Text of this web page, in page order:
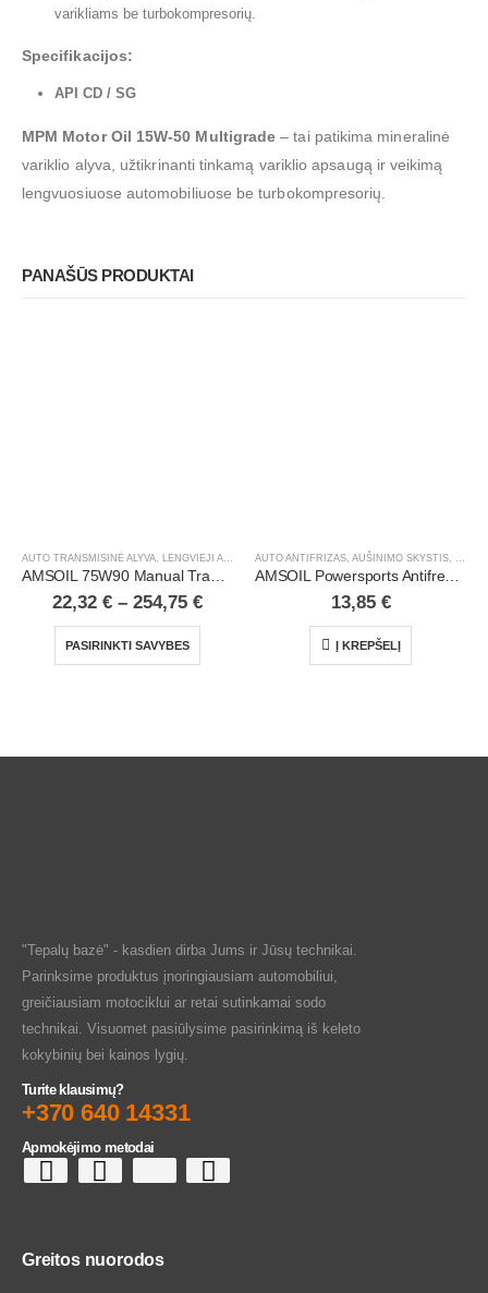
varikliams be turbokompresorių.
Specifikacijos:
API CD / SG
MPM Motor Oil 15W-50 Multigrade –tai patikima mineralinė
variklio alyva, užtikrinanti tinkamą variklio apsaugą ir veikimą
lengvuosiuose automobiliuose be turbokompresorių.
PANAŠŪS PRODUKTAI
AUTO TRANSMISINĖ ALYVA LENGVIEJI AUTOMOBILIAI
22,32 € – 254,75 €
PASIRINKTI SAVYBES
AUTO ANTIFRIZAS, AUŠINIMO SKYSTIS
AMSOIL Powersports Antifreeze & Coolant | 1 qt
13,85 €
Į KREPŠELĮ
"Tepalų bazė" - kasdien dirba Jums ir Jūsų technikai.
Parinksime produktus įnoringiausiam automobiliui,
greičiausiam motociklui ar retai sutinkamai sodo
technikai. Visuomet pasiūlysime pasirinkimą iš keleto
kokybinių bei kainos lygių.
Turite klausimų?
+370 640 14331
Apmokėjimo metodai
Greitos nuorodos